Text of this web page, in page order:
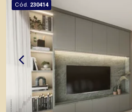
Cód. 230414